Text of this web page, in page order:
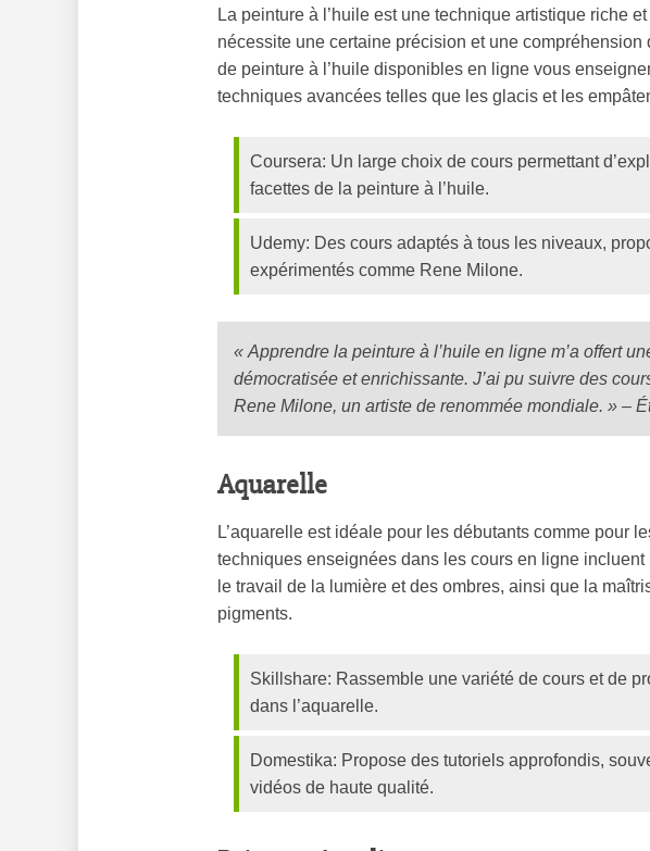
La peinture à l’huile est une technique artistique riche
nécessite une certaine précision et une compréhension
de peinture à l’huile disponibles en ligne vous
techniques avancées telles que les glacis et les
Coursera: Un large choix de cours permettant
facettes de la peinture à l’huile.
Udemy: Des cours adaptés à tous les niveaux,
expérimentés comme Rene Milone.
« Apprendre la peinture à l’huile en ligne m’a offert
démocratisée et enrichissante. J’ai pu suivre des
Rene Milone, un artiste de renommée mondiale. » –
Aquarelle
L’aquarelle est idéale pour les débutants comme pour
techniques enseignées dans les cours en ligne incluent
le travail de la lumière et des ombres, ainsi que la
pigments.
Skillshare: Rassemble une variété de cours et de
dans l’aquarelle.
Domestika: Propose des tutoriels approfondis,
vidéos de haute qualité.